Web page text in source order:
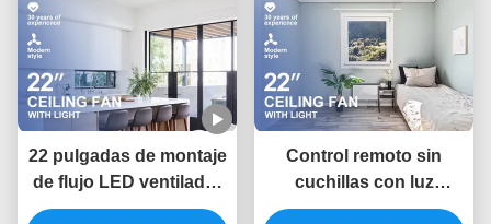
22 pulgadas de montaje
de flujo LED ventilador
de techo sin cuchillas
Control remoto sin
cuchillas con luz
atenuable